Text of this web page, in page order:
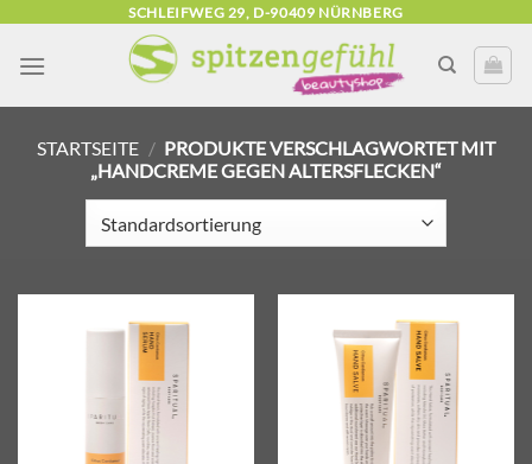
springen
SCHLEIFWEG 29, D-90409 NÜRNBERG
STARTSEITE / PRODUKTE VERSCHLAGWORTET MIT
„HANDCREME GEGEN ALTERSFLECKEN“
hinzufügen
Wunschliste
hinzufügen